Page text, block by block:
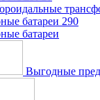
батареи 290
батареи
Выгодные